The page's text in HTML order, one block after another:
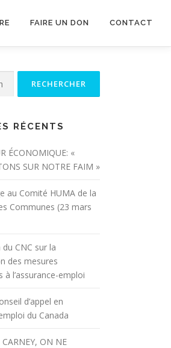
FAIRE UN DON CONTACT
RÉCENTS
ÉCONOMIQUE: «
SUR NOTRE FAIM »
au Comité HUMA de la
Communes (23 mars
CNC sur la
des mesures
à l’assurance-emploi
d’appel en
du Canada
ON NE